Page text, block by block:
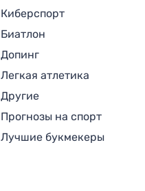
Киберспорт
Биатлон
Допинг
Легкая атлетика
Другие
Прогнозы на спорт
Лучшие букмекеры